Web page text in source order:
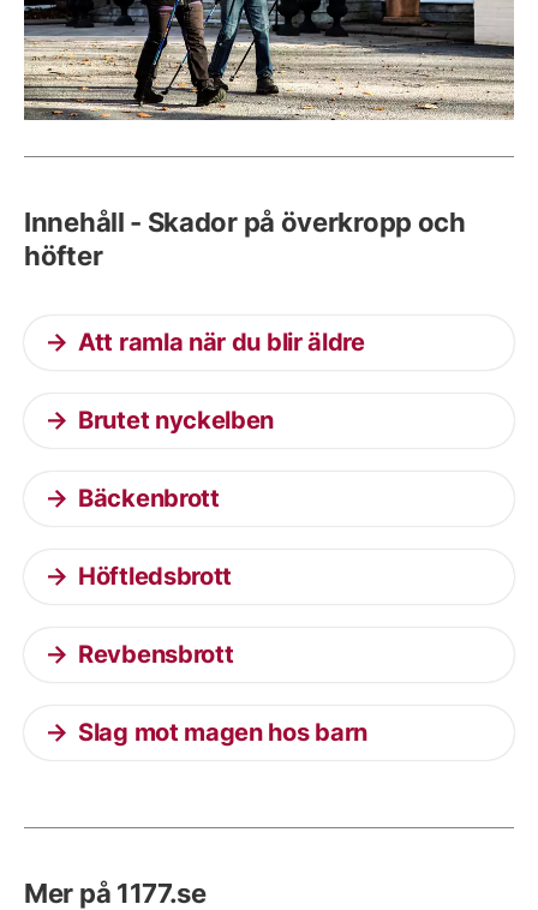
Innehåll - Skador på överkropp och
höfter
Att ramla när du blir äldre
Brutet nyckelben
Bäckenbrott
Höftledsbrott
Revbensbrott
Slag mot magen hos barn
Mer på 1177.se